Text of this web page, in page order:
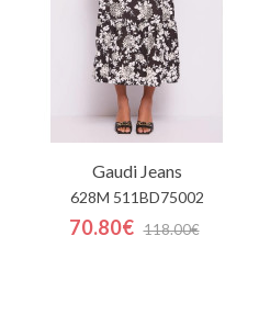
Gaudi Jeans
628M 511BD75002
70.80€ 118.00€